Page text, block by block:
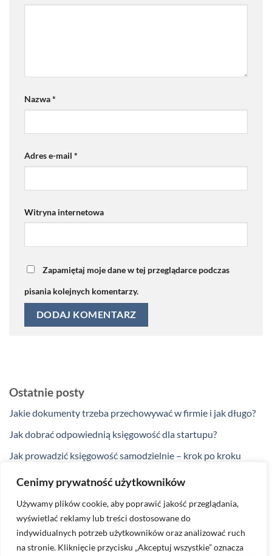
Cenimy prywatność użytkowników
Używamy plików cookie, aby poprawić jakość przeglądania,
wyświetlać reklamy lub treści dostosowane do
indywidualnych potrzeb użytkowników oraz analizować ruch
na stronie. Kliknięcie przycisku „Akceptuj wszystkie” oznacza
Nazwa*
Adres e-mail *
Witryna internetowa
Zapamiętaj moje dane w tej przeglądarce podczas
pisania kolejnych komentarzy.
Ostatnie posty
Jakie dokumenty trzeba przechowywać w firmie i jak długo?
Jak dobrać odpowiednią księgowość dla startupu?
Jak prowadzić księgowość samodzielnie – krok po kroku
Jakie ulgi podatkowe przysługują przedsiębiorcom w 2025